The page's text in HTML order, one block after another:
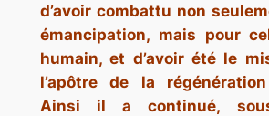
d’avoir combattu non
émancipation, mais pour
humain, et d’avoir été le
l’apôtre de la
Ainsi il a continué,